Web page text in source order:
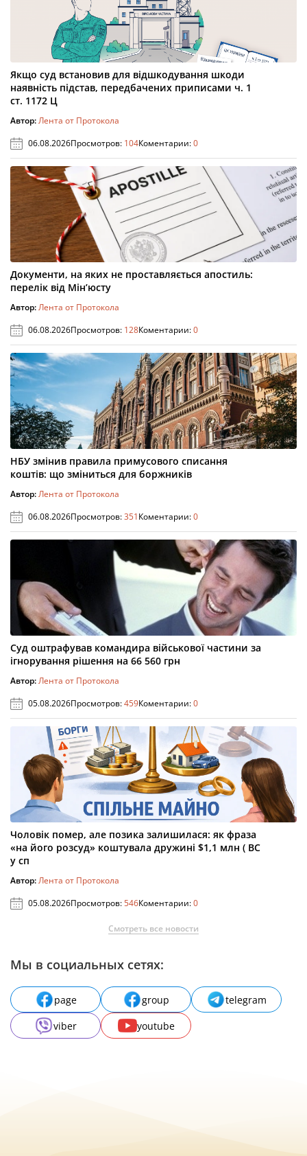
Якщо суд встановив для відшкодування шкоди
наявність підстав, передбачених приписами ч. 1
ст. 1172 Ц
Автор:Лента от Протокола
06.08.2026Просмотров: 104Коментарии:0
Документи, на яких не проставляється апостиль:
перелік від Мін’юсту
Автор:Лента от Протокола
06.08.2026Просмотров: 128Коментарии:0
НБУ змінив правила примусового списання
коштів: що зміниться для боржників
Автор:Лента от Протокола
06.08.2026Просмотров:351Коментарии:0
Суд оштрафував командира військової частини за
ігнорування рішення на 66 560 грн
Автор:Лента от Протокола
05.08.2026Просмотров:459Коментарии:0
Чоловік помер, але позика залишилася: як фраза
«на його розсуд» коштувала дружині $1,1 млн ( ВС
у сп
Автор:Лента от Протокола
05.08.2026Просмотров:546Коментарии:0
Смотреть все новости
Мы в социальных сетях:
page group
telegram
viber
youtube